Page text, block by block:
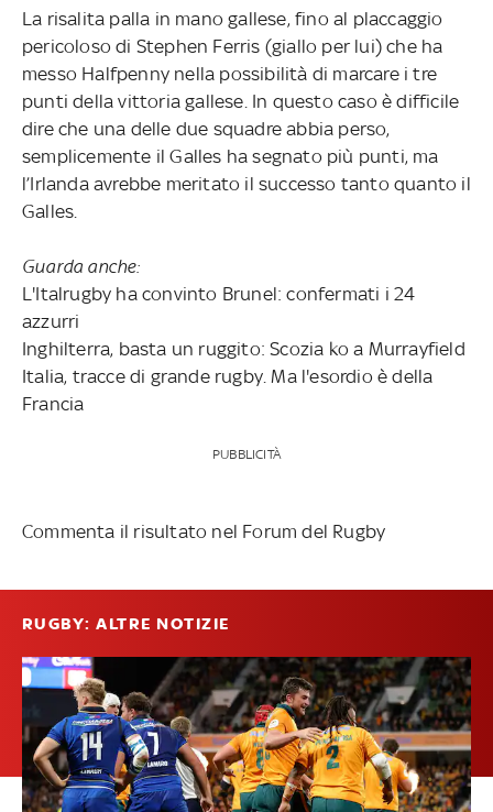
La risalita palla in mano gallese, fino al placcaggio
pericoloso di Stephen Ferris (giallo per lui) che ha
messo Halfpenny nella possibilità di marcare i tre
punti della vittoria gallese. In questo caso è difficile
dire che una delle due squadre abbia perso,
semplicemente il Galles ha segnato più punti, ma
l’Irlanda avrebbe meritato il successo tanto quanto il
Galles.
Guarda anche:
L'Italrugby ha convinto Brunel: confermati i 24
azzurri
Inghilterra, basta un ruggito: Scozia ko a Murrayfield
Italia, tracce di grande rugby. Ma l'esordio è della
Francia
PUBBLICITÀ
Commenta il risultato nel Forum del Rugby
RUGBY: ALTRE NOTIZIE